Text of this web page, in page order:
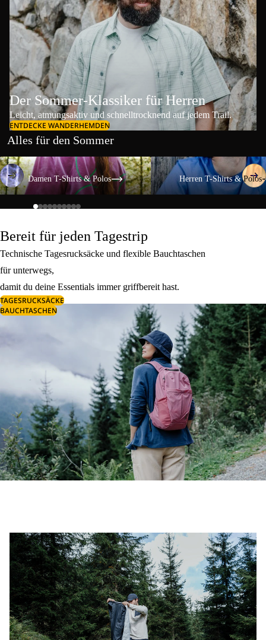
Der Sommer-Klassiker für Herren
Leicht, atmungsaktiv und schnelltrocknend auf jedem Trail.
ENTDECKE WANDERHEMDEN
Alles für den Sommer
Damen T-Shirts & Polos
Damen T-Shirts & Polos
Herren T-Shirts & Polos
Herren T-Shirts & Polos
Bereit für jeden Tagestrip
Technische Tagesrucksäcke und flexible Bauchtaschen
für unterwegs,
damit du deine Essentials immer griffbereit hast.
TAGESRUCKSÄCKE
BAUCHTASCHEN